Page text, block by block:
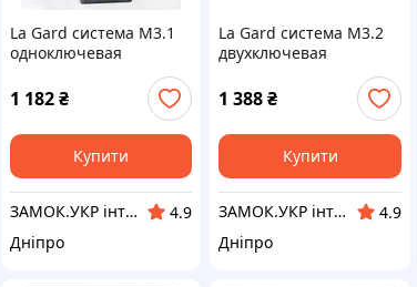
La Gard система М3.1
одноключевая
1 182 ₴
Купити
ЗАМОК.УКР інтернет-магазин замків та фурнітури
4.9
Дніпро
La Gard система М3.2
двухключевая
1 388₴
Купити
ЗАМОК.УКР інтернет-магазин замків та фурнітури
4.9
Дніпро